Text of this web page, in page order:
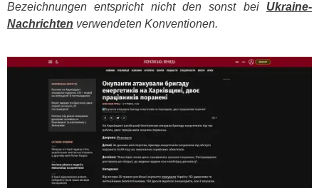
Bezeichnungen entspricht nicht den sonst bei Ukraine-
Nachrichten verwendeten Konventionen.